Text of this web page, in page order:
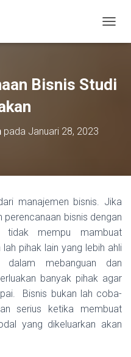
Bisnis Studi
pada Januari 28, 2023
manajemen bisnis. Jika
perencanaan bisnis dengan
tidak mempu mambuat
pihak lain yang lebih ahli
dalam mebanguan dan
banyak pihak agar
Bisnis bukan lah coba-
serius ketika membuat
yang dikeluarkan akan